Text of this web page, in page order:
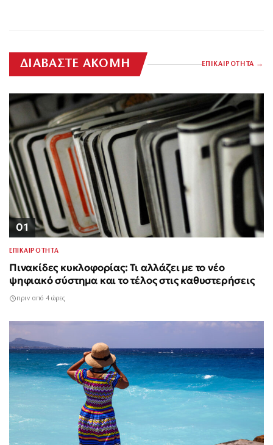
ΔΙΑΒΑΣΤΕ ΑΚΟΜΗ ΕΠΙΚΑΙΡΟΤΗΤΑ
01
ΕΠΙΚΑΙΡΟΤΗΤΑ
Πινακίδες κυκλοφορίας: Τι αλλάζει με το νέο
ψηφιακό σύστημα και το τέλος στις καθυστερήσεις
πριν από 4 ώρες